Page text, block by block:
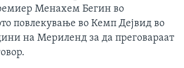
Менахем Бегин во
повлекување во Кемп Дејвид во
на Мериленд за да преговараат